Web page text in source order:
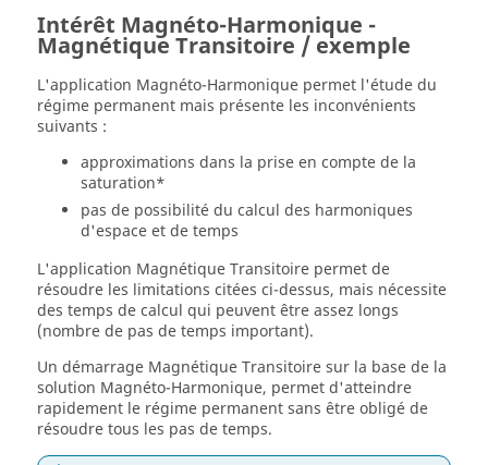
Intérêt Magnéto-Harmonique -
Magnétique Transitoire / exemple
L'application Magnéto-Harmonique permet l'étude du
régime permanent mais présente les inconvénients
suivants :
approximations dans la prise en compte de la
saturation*
pas de possibilité du calcul des harmoniques
d'espace et de temps
L'application Magnétique Transitoire permet de
résoudre les limitations citées ci-dessus, mais nécessite
des temps de calcul qui peuvent être assez longs
(nombre de pas de temps important).
Un démarrage Magnétique Transitoire sur la base de la
solution Magnéto-Harmonique, permet d'atteindre
rapidement le régime permanent sans être obligé de
résoudre tous les pas de temps.